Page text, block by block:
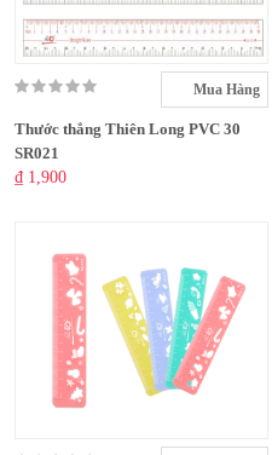
Mua Hàng
Thước thẳng Thiên Long PVC 30
SR021
₫ 1,900